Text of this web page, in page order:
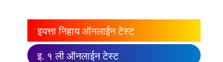
इयत्ता निहाय ऑनलाईन टेस्ट
इ. १ ली ऑनलाईन टेस्ट